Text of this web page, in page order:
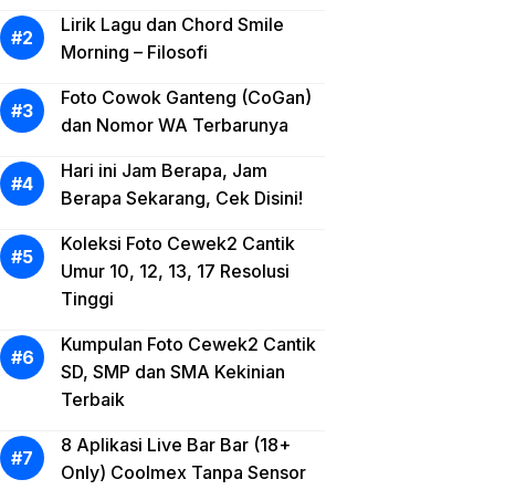
Lirik Lagu dan Chord Smile
Morning – Filosofi
Foto Cowok Ganteng (CoGan)
dan Nomor WA Terbarunya
Hari ini Jam Berapa, Jam
Berapa Sekarang, Cek Disini!
Koleksi Foto Cewek2 Cantik
Umur 10, 12, 13, 17 Resolusi
Tinggi
Kumpulan Foto Cewek2 Cantik
SD, SMP dan SMA Kekinian
Terbaik
8 Aplikasi Live Bar Bar (18+
Only) Coolmex Tanpa Sensor